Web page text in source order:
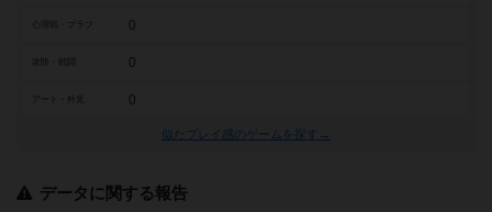
0
0
アート・外見 0
似たプレイ感のゲームを探す→
データに関する報告